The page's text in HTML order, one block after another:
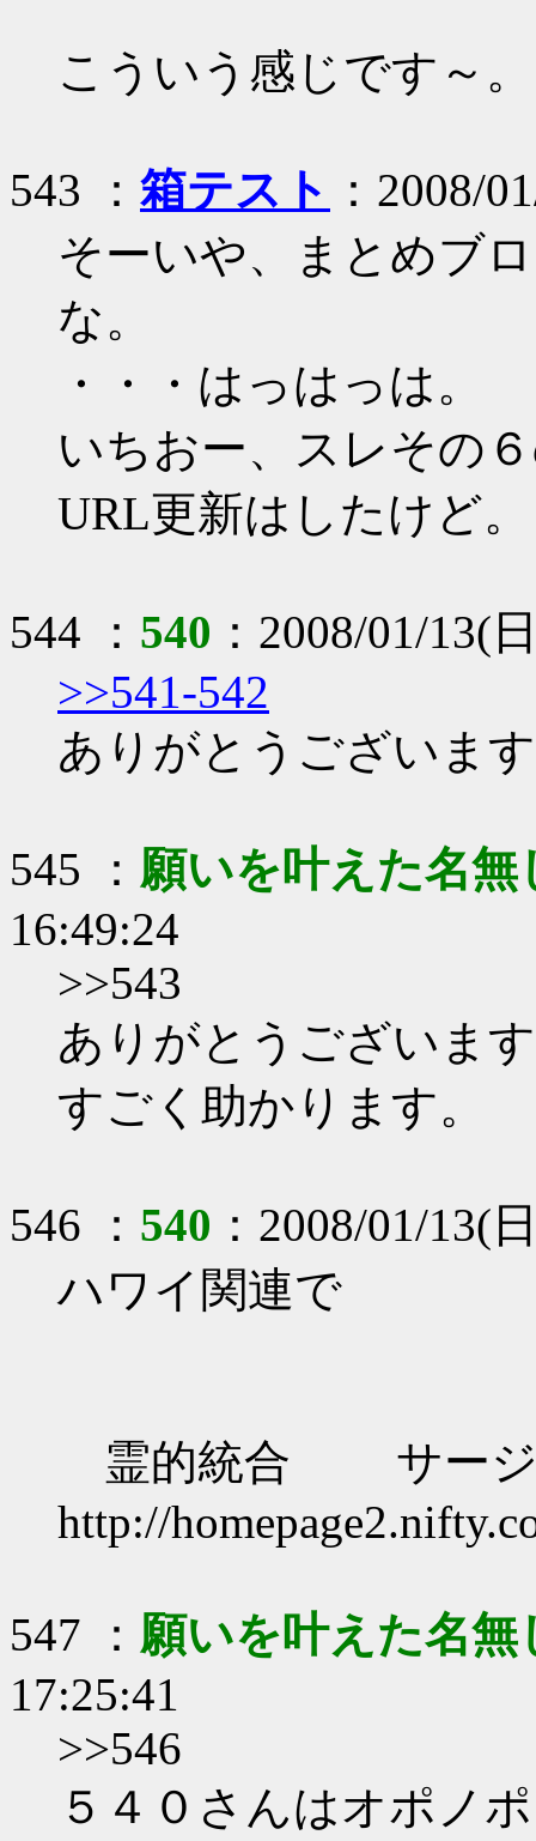
こういう感じです～
543 ： 箱テスト ：2008/
そーいや、まとめブ
な。
・・・はっはっは。
いちおー、スレその
URL更新はしたけど
544 ： 540 ：2008/01/13(
>>541-542
ありがとうございま
545 ： 願いを叶えた名無
16:49:24
>>543
ありがとうございま
すごく助かります。
546 ： 540 ：2008/01/13(
ハワイ関連で
霊的統合 サージ
http://
547 ： 願いを叶えた名無
17:25:41
>>546
５４０さんはオポノ